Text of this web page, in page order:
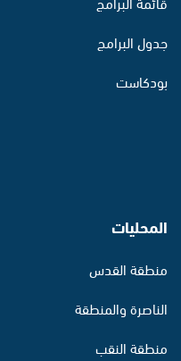
جدول البرامج
بودكاست
المحليات
منطقة القدس
الناصرة والمنطقة
منطقة النقب